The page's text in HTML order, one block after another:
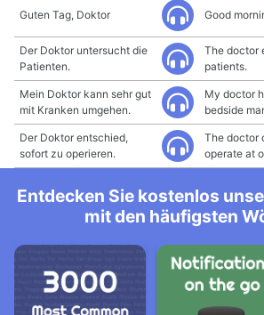
Guten Tag, Doktor Good
Der Doktor untersucht die
Patienten.
The doctor
patients.
Mein Doktor kann sehr gut
mit Kranken umgehen.
My doctor
bedside
Der Doktor entschied,
sofort zu operieren.
The doctor
operate at
Entdecken Sie kostenlos
mit den häufigsten